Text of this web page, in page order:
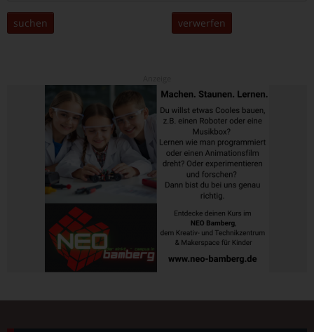
suchen verwerfen